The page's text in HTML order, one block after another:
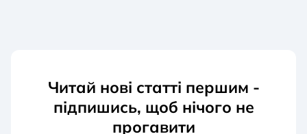
Читай нові статті першим -
підпишись, щоб нічого не
прогавити